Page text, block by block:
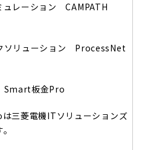
ュレーション CAMPATH
ソリューション ProcessNet
Smart板金Pro
三菱電機ITソリューションズ